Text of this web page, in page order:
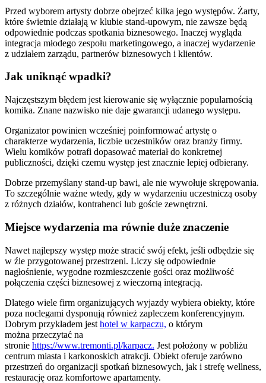
Przed wyborem artysty dobrze obejrzeć kilka jego występów. Żarty,
które świetnie działają w klubie stand-upowym, nie zawsze będą
odpowiednie podczas spotkania biznesowego. Inaczej wygląda
integracja młodego zespołu marketingowego, a inaczej wydarzenie
z udziałem zarządu, partnerów biznesowych i klientów.
Jak uniknąć wpadki?
Najczęstszym błędem jest kierowanie się wyłącznie popularnością
komika. Znane nazwisko nie daje gwarancji udanego występu.
Organizator powinien wcześniej poinformować artystę o
charakterze wydarzenia, liczbie uczestników oraz branży firmy.
Wielu komików potrafi dopasować materiał do konkretnej
publiczności, dzięki czemu występ jest znacznie lepiej odbierany.
Dobrze przemyślany stand-up bawi, ale nie wywołuje skrępowania.
To szczególnie ważne wtedy, gdy w wydarzeniu uczestniczą osoby
z różnych działów, kontrahenci lub goście zewnętrzni.
Miejsce wydarzenia ma równie duże znaczenie
Nawet najlepszy występ może stracić swój efekt, jeśli odbędzie się
w źle przygotowanej przestrzeni. Liczy się odpowiednie
nagłośnienie, wygodne rozmieszczenie gości oraz możliwość
połączenia części biznesowej z wieczorną integracją.
Dlatego wiele firm organizujących wyjazdy wybiera obiekty, które
poza noclegami dysponują również zapleczem konferencyjnym.
Dobrym przykładem jest hotel w karpaczu, o którym
można przeczytać na
stronie https://www.tremonti.pl/karpacz. Jest położony w pobliżu
centrum miasta i karkonoskich atrakcji. Obiekt oferuje zarówno
przestrzeń do organizacji spotkań biznesowych, jak i strefę wellness,
restaurację oraz komfortowe apartamenty.